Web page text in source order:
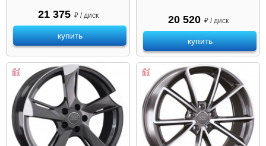
21 375 ₽ / диск
купить
20 520 ₽ / диск
купить